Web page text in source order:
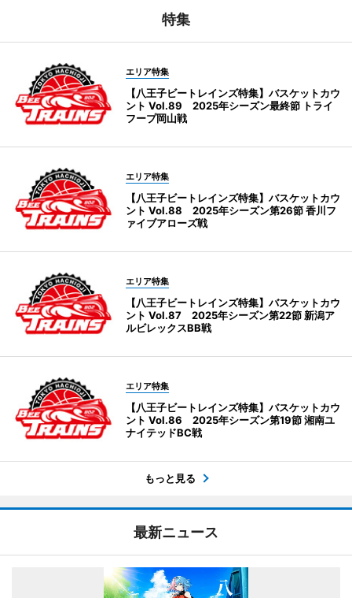
特集
エリア特集
【八王子ビートレインズ特集】バスケットカウ
ント Vol.89 2025年シーズン最終節 トライ
フープ岡山戦
エリア特集
【八王子ビートレインズ特集】バスケットカウ
ント Vol.88 2025年シーズン第26節 香川フ
ァイブアローズ戦
エリア特集
【八王子ビートレインズ特集】バスケットカウ
ント Vol.87 2025年シーズン第22節 新潟ア
ルビレックスBB戦
エリア特集
【八王子ビートレインズ特集】バスケットカウ
ント Vol.86 2025年シーズン第19節 湘南ユ
ナイテッドBC戦
もっと見る
最新ニュース